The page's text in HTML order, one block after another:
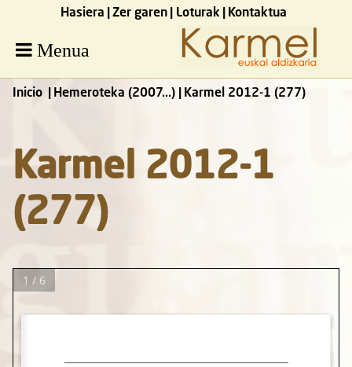
Hasiera Zer garen Loturak Kontaktua
Menua
Inicio Hemeroteka (2007...) Karmel 2012-1 (277)
Karmel 2012-1
(277)
1 / 6